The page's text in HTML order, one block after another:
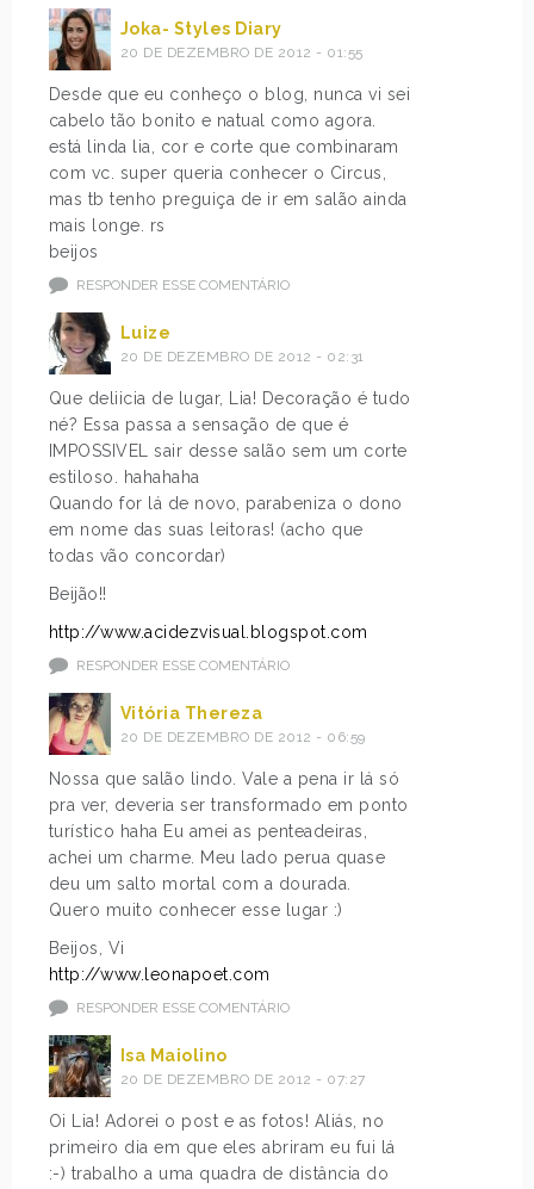
Joka- Styles Diary
20 DE DEZEMBRO DE 2012 - 01:55
Desde que eu conheço o blog, nunca vi sei
cabelo tão bonito e natual como agora.
está linda lia, cor e corte que combinaram
com vc. super queria conhecer o Circus,
mas tb tenho preguiça de ir em salão ainda
mais longe. rs
beijos
RESPONDER ESSE COMENTÁRIO
Luize
20 DE DEZEMBRO DE 2012 - 02:31
Que deliicia de lugar, Lia! Decoração é tudo
né? Essa passa a sensação de que é
IMPOSSIVEL sair desse salão sem um corte
estiloso. hahahaha
Quando for lá de novo, parabeniza o dono
em nome das suas leitoras! (acho que
todas vão concordar)
Beijão!!
http://www.acidezvisual.blogspot.com
RESPONDER ESSE COMENTÁRIO
Vitória Thereza
20 DE DEZEMBRO DE 2012 - 06:59
Nossa que salão lindo. Vale a pena ir lá só
pra ver, deveria ser transformado em ponto
turístico haha Eu amei as penteadeiras,
achei um charme. Meu lado perua quase
deu um salto mortal com a dourada.
Quero muito conhecer esse lugar :)
Beijos, Vi
http://www.leonapoet.com
RESPONDER ESSE COMENTÁRIO
Isa Maiolino
20 DE DEZEMBRO DE 2012 - 07:27
Oi Lia! Adorei o post e as fotos! Aliás, no
primeiro dia em que eles abriram eu fui lá
:-) trabalho a uma quadra de distância do